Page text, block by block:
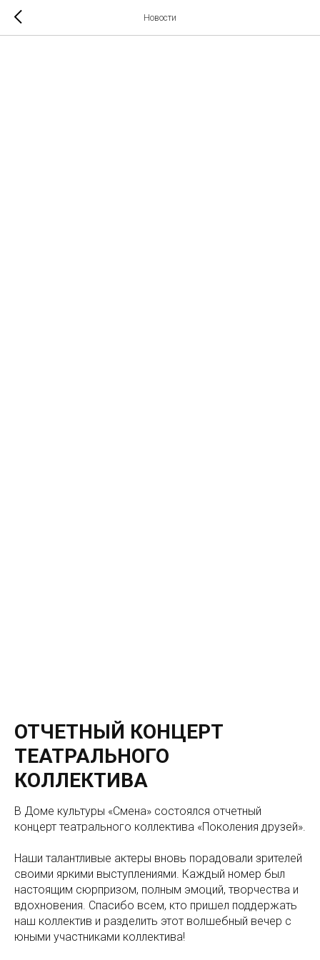
Новости
ОТЧЕТНЫЙ КОНЦЕРТ
ТЕАТРАЛЬНОГО
КОЛЛЕКТИВА
В Доме культуры «Смена» состоялся отчетный
концерт театрального коллектива «Поколения друзей».
Наши талантливые актеры вновь порадовали зрителей
своими яркими выступлениями. Каждый номер был
настоящим сюрпризом, полным эмоций, творчества и
вдохновения. Спасибо всем, кто пришел поддержать
наш коллектив и разделить этот волшебный вечер с
юными участниками коллектива!